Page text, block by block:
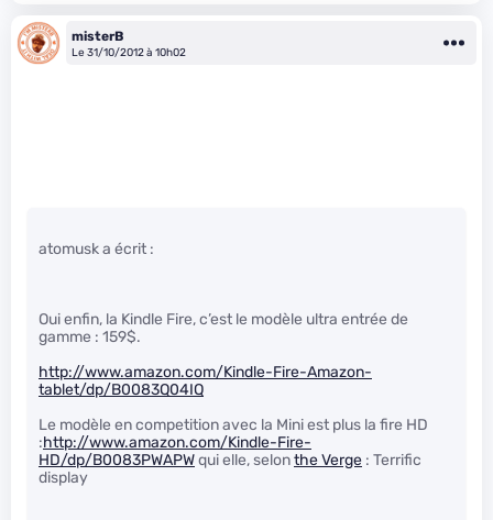
misterB
Le 31/10/2012 à 10h02
atomusk a écrit :
Oui enfin, la Kindle Fire, c’est le modèle ultra entrée de
gamme : 159$.
http://www.amazon.com/Kindle-Fire-Amazon-
tablet/dp/B0083Q04IQ
Le modèle en competition avec la Mini est plus la fire HD
:http://www.amazon.com/Kindle-Fire-
HD/dp/B0083PWAPWqui elle, selonthe Verge : Terrific
display